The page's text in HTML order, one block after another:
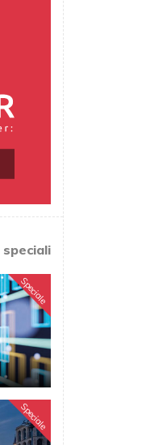
Speciale
Speciale